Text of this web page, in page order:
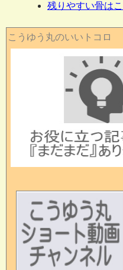
残りやすい骨は
こうゆう丸のいいトコロ